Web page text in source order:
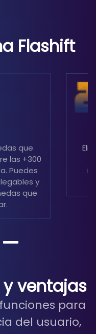
Flashift
que
las +300
Puedes
y
que
ventajas
para
del usuario,